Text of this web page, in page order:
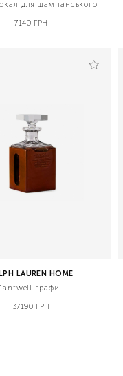
для шампанського
7140 ГРН
LAUREN HOME
графин
37190 ГРН